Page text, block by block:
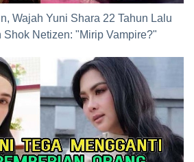
Wajah Yuni Shara 22 Tahun Lalu
Netizen: "Mirip Vampire?"